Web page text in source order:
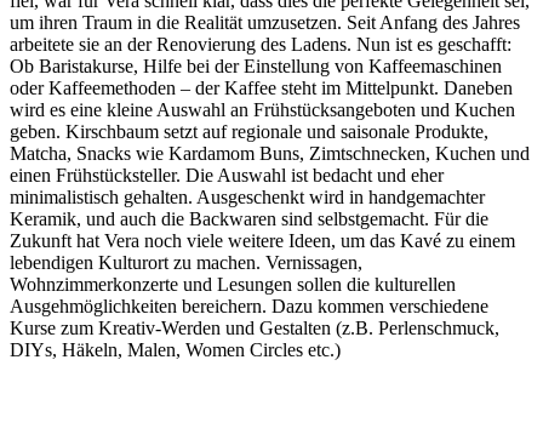
um ihren Traum in die Realität umzusetzen. Seit Anfang des Jahres
arbeitete sie an der Renovierung des Ladens. Nun ist es geschafft:
Ob Baristakurse, Hilfe bei der Einstellung von Kaffeemaschinen
oder Kaffeemethoden – der Kaffee steht im Mittelpunkt. Daneben
wird es eine kleine Auswahl an Frühstücksangeboten und Kuchen
geben. Kirschbaum setzt auf regionale und saisonale Produkte,
Matcha, Snacks wie Kardamom Buns, Zimtschnecken, Kuchen und
einen Frühstücksteller. Die Auswahl ist bedacht und eher
minimalistisch gehalten. Ausgeschenkt wird in handgemachter
Keramik, und auch die Backwaren sind selbstgemacht. Für die
Zukunft hat Vera noch viele weitere Ideen, um das Kavé zu einem
lebendigen Kulturort zu machen. Vernissagen,
Wohnzimmerkonzerte und Lesungen sollen die kulturellen
Ausgehmöglichkeiten bereichern. Dazu kommen verschiedene
Kurse zum Kreativ-Werden und Gestalten (z.B. Perlenschmuck,
DIYs, Häkeln, Malen, Women Circles etc.)